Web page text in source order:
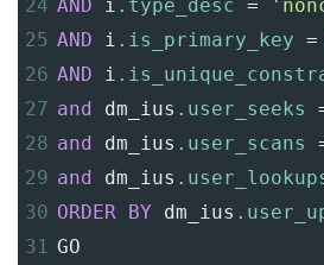
24 AND i .type_desc =
25 AND i .is_primary_key =
26 AND i
27 and dm_ius .user_seeks
28 and dm_ius .user_scans
29 and dm_ius
30 ORDER BY dm_ius
31 GO